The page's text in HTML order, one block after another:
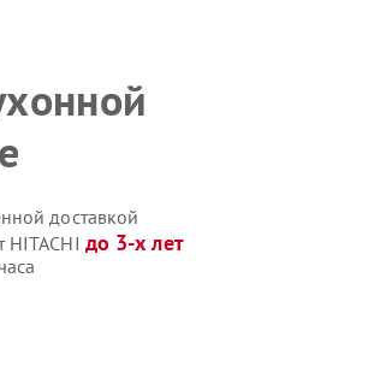
доставкой
HITACHI до 3-х лет